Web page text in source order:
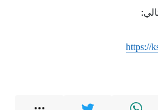
https://